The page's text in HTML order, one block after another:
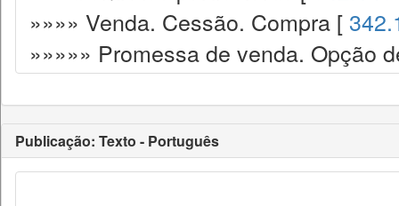
»»»» Venda. Cessão. Compra [
»»»»» Promessa de venda. Opção
Publicação: Texto - Português